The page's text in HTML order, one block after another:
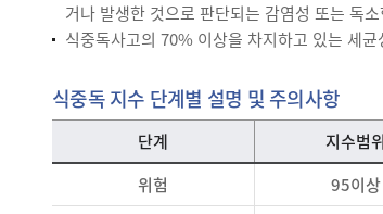
종합민원안내
부동산
교통
거나 발생한 것으로 판단되는 감염성 또는 독
식중독사고의 70% 이상을 차지하고 있는 세
식중독 지수 단계별 설명 및 주의사항
단계 지수범위
위험
95이상